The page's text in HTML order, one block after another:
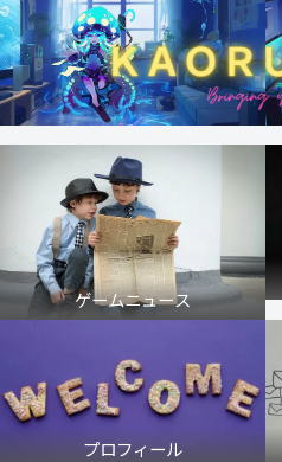
ゲームニュース
プロフィール